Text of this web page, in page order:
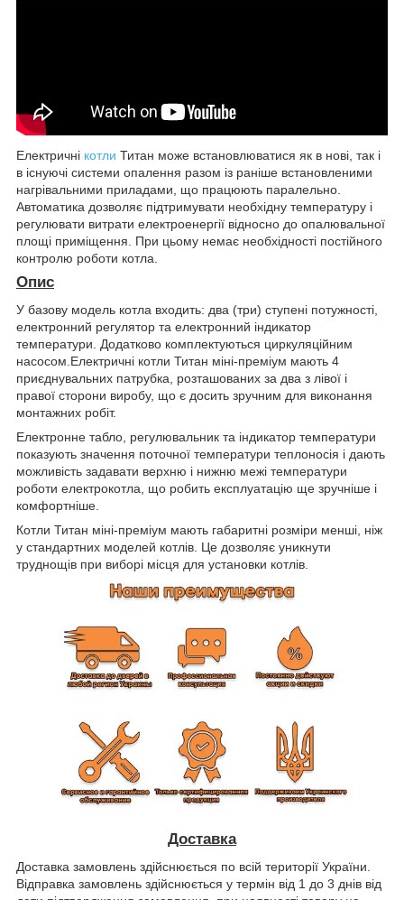
Електричні котли Титан може встановлюватися як в нові, так і
в існуючі системи опалення разом із раніше встановленими
нагрівальними приладами, що працюють паралельно.
Автоматика дозволяє підтримувати необхідну температуру і
регулювати витрати електроенергії відносно до опалювальної
площі приміщення. При цьому немає необхідності постійного
контролю роботи котла.
Опис
У базову модель котла входить: два (три) ступені потужності,
електронний регулятор та електронний індикатор
температури. Додатково комплектуються циркуляційним
насосом.Електричні котли Титан міні-преміум мають 4
приєднувальних патрубка, розташованих за два з лівої і
правої сторони виробу, що є досить зручним для виконання
монтажних робіт.
Електронне табло, регулювальник та індикатор температури
показують значення поточної температури теплоносія і дають
можливість задавати верхню і нижню межі температури
роботи електрокотла, що робить експлуатацію ще зручніше і
комфортніше.
Котли Титан міні-преміум мають габаритні розміри менші, ніж
у стандартних моделей котлів. Це дозволяє уникнути
труднощів при виборі місця для установки котлів.
Доставка
Доставка замовлень здійснюється по всій території України.
Відправка замовлень здійснюється у термін від 1 до 3 днів від